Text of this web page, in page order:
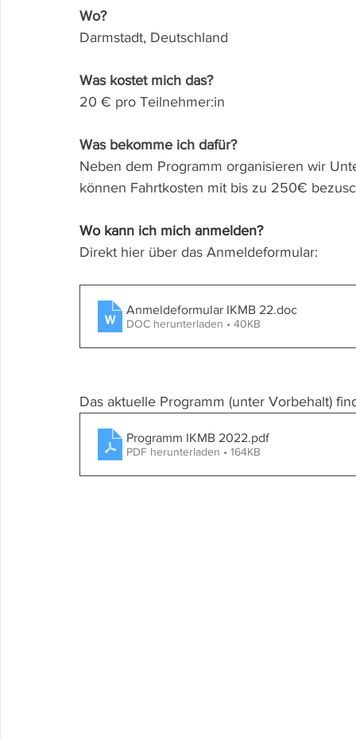
Wo?
Darmstadt, Deutschland
Was kostet mich das?
20 € pro Teilnehmer:in
Was bekomme ich dafür?
Neben dem Programm organisieren wir
können Fahrtkosten mit bis zu 250€
Wo kann ich mich anmelden?
Direkt hier über das Anmeldeformular:
Anmeldeformular IKMB 22.doc
DOC herunterladen • 40KB
Das aktuelle Programm (unter Vorbehalt)
Programm IKMB 2022.pdf
PDF herunterladen • 164KB